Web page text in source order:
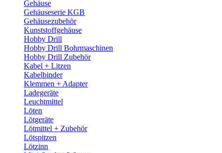
Gehäuse
Gehäuseserie KGB
Gehäusezubehör
Kunststoffgehäuse
Hobby Drill
Hobby Drill Bohrmaschinen
Hobby Drill Zubehör
Kabel + Litzen
Kabelbinder
Klemmen + Adapter
Ladegeräte
Leuchtmittel
Löten
Lötgeräte
Lötmittel + Zubehör
Lötspitzen
Lötzinn